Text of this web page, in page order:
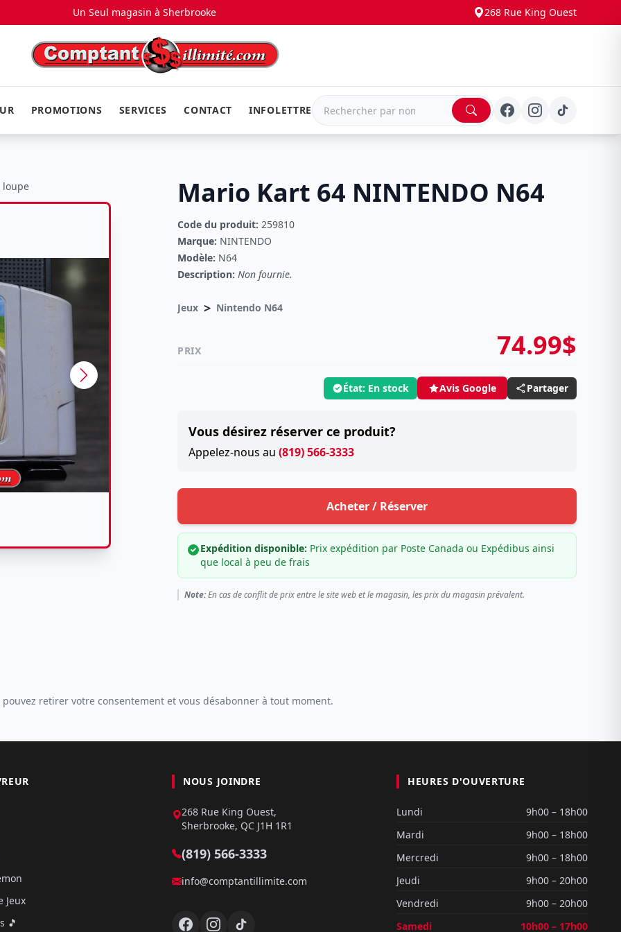
Un Seul magasin à Sherbrooke 268 Rue King Ouest
PROMOTIONS SERVICES CONTACT INFOLETTRE
loupe Mario Kart 64 NINTENDO N64
Code du produit: 259810
Marque: NINTENDO
Modèle: N64
Description: Non fournie.
Jeux > Nintendo N64
PRIX 74.99$
État: En stock Avis Google Partager
Vous désirez réserver ce produit?
Appelez-nous au (819) 566-3333
Acheter / Réserver
Expédition disponible: Prix expédition par Poste Canada ou Expédibus ainsi
que local à peu de frais
Note:En cas de conflit de prix entre le site web et le magasin, les prix du magasin prévalent.
pouvez retirer votre consentement et vous désabonner à tout moment.
Jeux
🎵
NOUS JOINDRE
268 Rue King Ouest,
Sherbrooke, QC J1H 1R1
(819) 566-3333
info@comptantillimite.com
HEURES D'OUVERTURE
Lundi
9h00 – 18h00
Mardi
9h00 – 18h00
Mercredi
9h00 – 18h00
Jeudi
9h00 – 20h00
Vendredi
9h00 – 20h00
Samedi
10h00 – 17h00